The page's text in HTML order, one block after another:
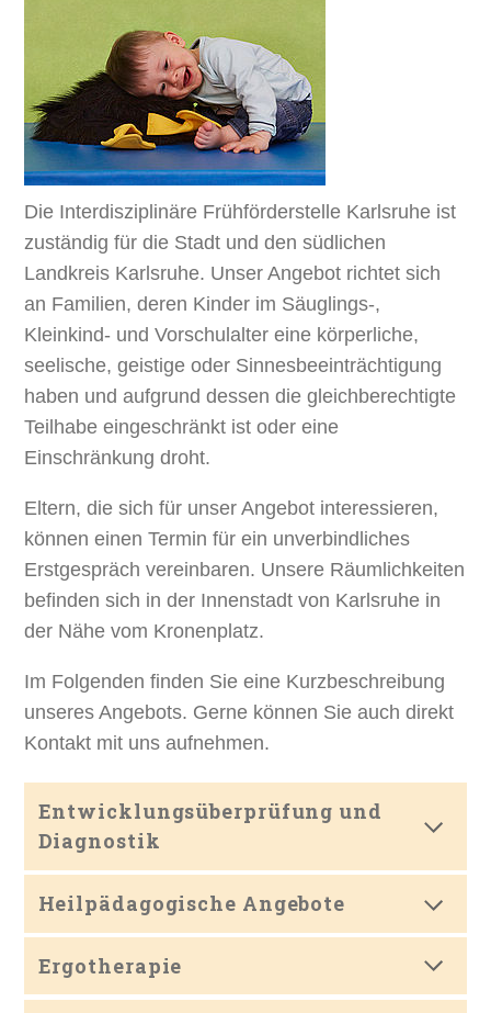
Die Interdisziplinäre Frühförderstelle Karlsruhe ist
zuständig für die Stadt und den südlichen
Landkreis Karlsruhe. Unser Angebot richtet sich
an Familien, deren Kinder im Säuglings-,
Kleinkind- und Vorschulalter eine körperliche,
seelische, geistige oder Sinnesbeeinträchtigung
haben und aufgrund dessen die gleichberechtigte
Teilhabe eingeschränkt ist oder eine
Einschränkung droht.
Eltern, die sich für unser Angebot interessieren,
können einen Termin für ein unverbindliches
Erstgespräch vereinbaren. Unsere Räumlichkeiten
befinden sich in der Innenstadt von Karlsruhe in
der Nähe vom Kronenplatz.
Im Folgenden finden Sie eine Kurzbeschreibung
unseres Angebots. Gerne können Sie auch direkt
Kontakt mit uns aufnehmen.
Entwicklungsüberprüfung und
Diagnostik
Heilpädagogische Angebote
Ergotherapie